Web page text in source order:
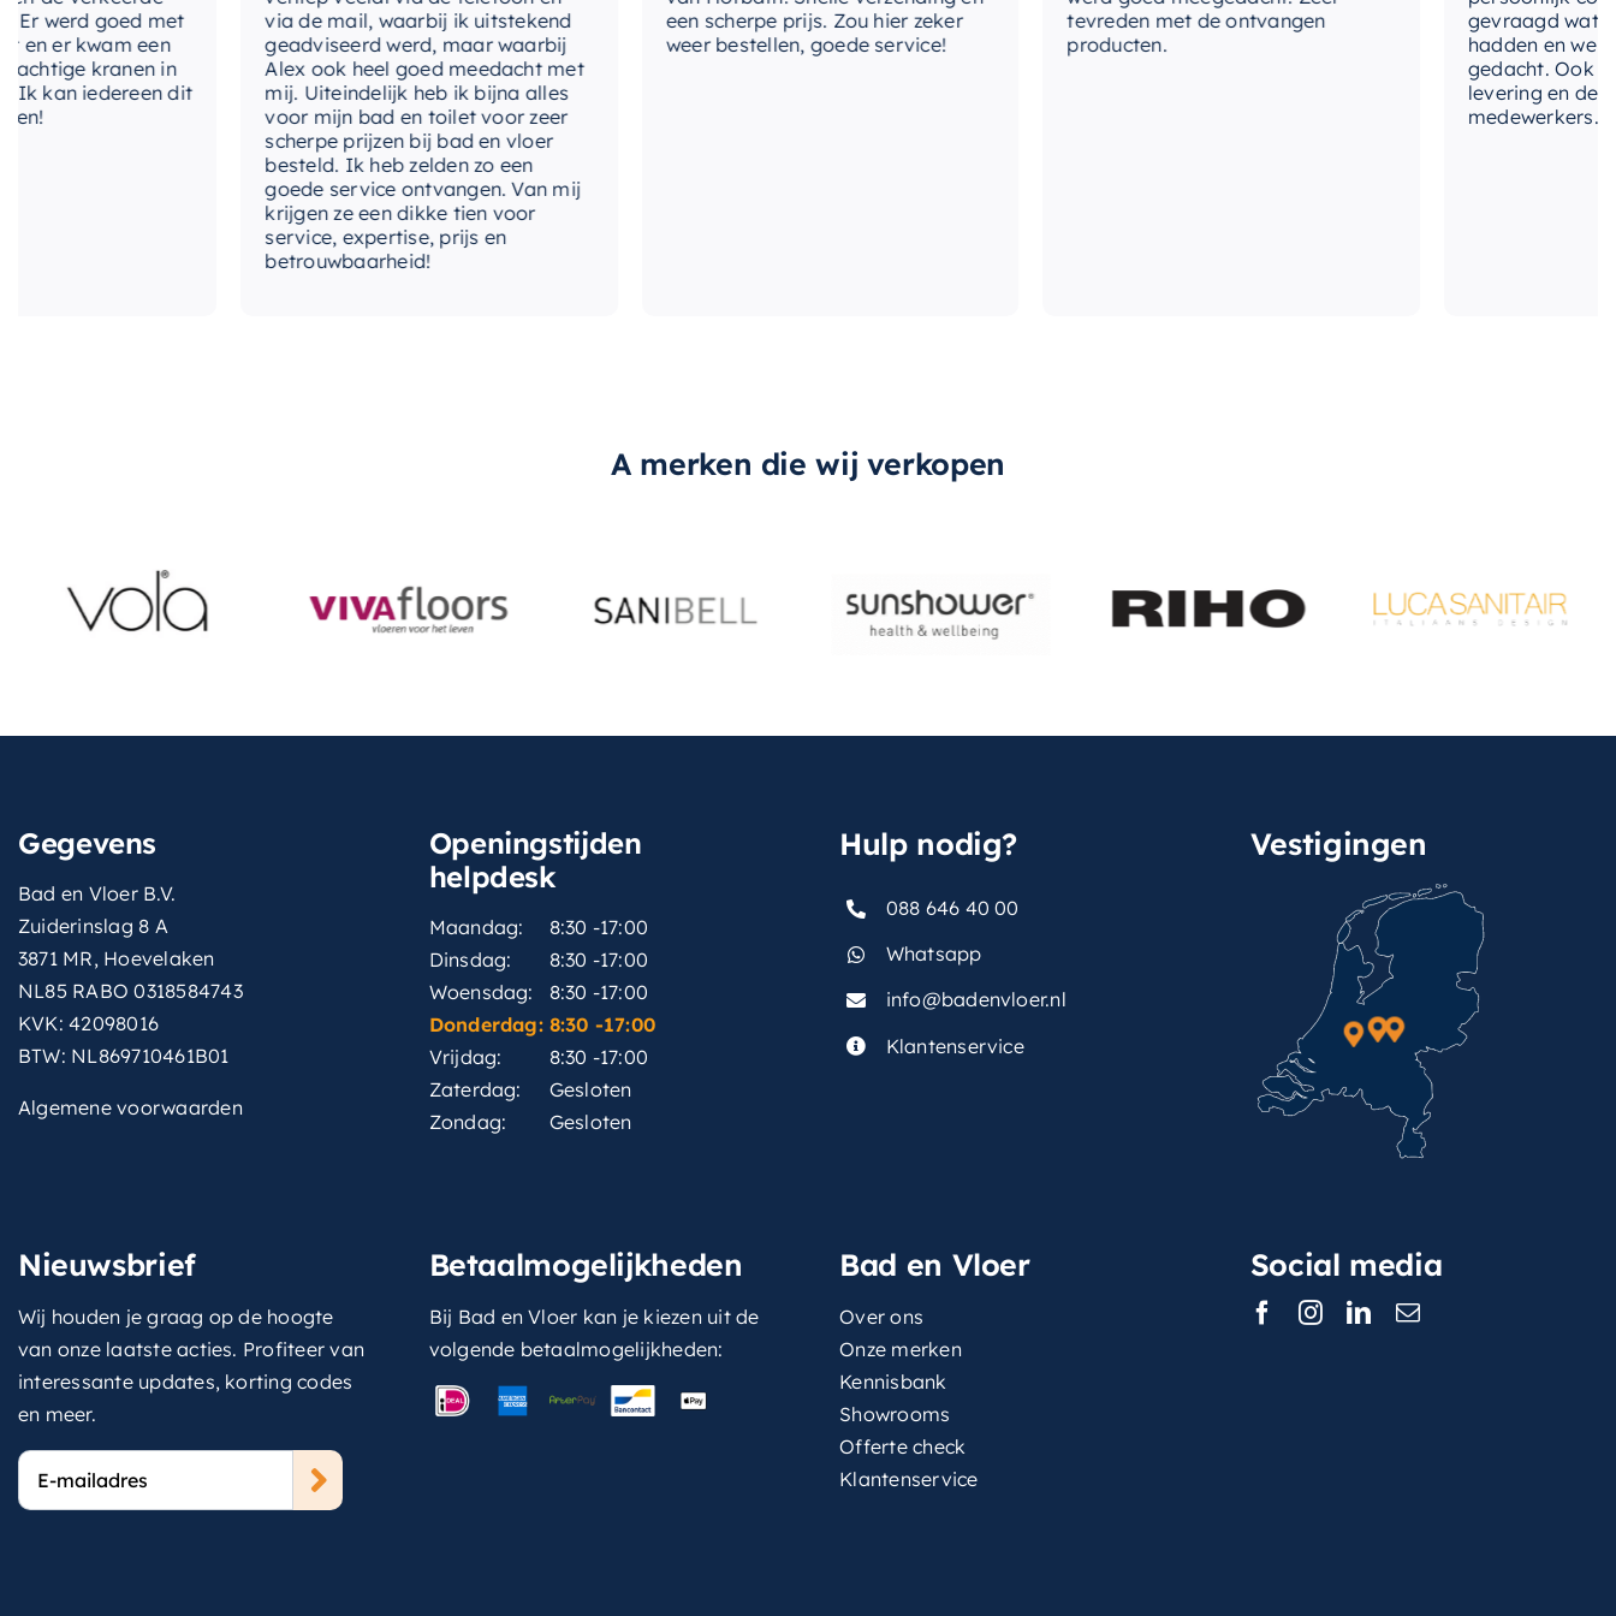
werd goed met
er kwam een
kranen in
kan iedereen dit
via de mail, waarbij ik uitstekend
geadviseerd werd, maar waarbij
Alex ook heel goed meedacht met
mij. Uiteindelijk heb ik bijna alles
voor mijn bad en toilet voor zeer
scherpe prijzen bij bad en vloer
besteld. Ik heb zelden zo een
goede service ontvangen. Van mij
krijgen ze een dikke tien voor
service, expertise, prijs en
betrouwbaarheid!
een scherpe prijs. Zou hier zeker
weer bestellen, goede service!
tevreden met de ontvangen
producten.
gevraagd wat we
hadden en werd
gedacht. Ook in
levering en
medewerkers. Wij
A merken die wij verkopen
Gegevens
Bad en Vloer B.V.
Zuiderinslag 8 A
3871 MR, Hoevelaken
NL85 RABO 0318584743
KVK: 42098016
BTW: NL869710461B01
Algemene voorwaarden
Openingstijden
helpdesk
Maandag:
8:30 -17:00
Dinsdag:
8:30 -17:00
Woensdag:
8:30 -17:00
Donderdag: 8:30 -17:00
Vrijdag:
8:30 -17:00
Zaterdag:
Gesloten
Zondag:
Gesloten
Hulp nodig?
088 646 40 00
Whatsapp
info@badenvloer.nl
Klantenservice
Vestigingen
Nieuwsbrief
Wij houden je graag op de hoogte
van onze laatste acties. Profiteer van
interessante updates, korting codes
en meer.
E-
mailadres
Betaalmogelijkheden
Bij Bad en Vloer kan je kiezen uit de
volgende betaalmogelijkheden:
Bad en Vloer
Over ons
Onze merken
Kennisbank
Showrooms
Offerte check
Klantenservice
Social media